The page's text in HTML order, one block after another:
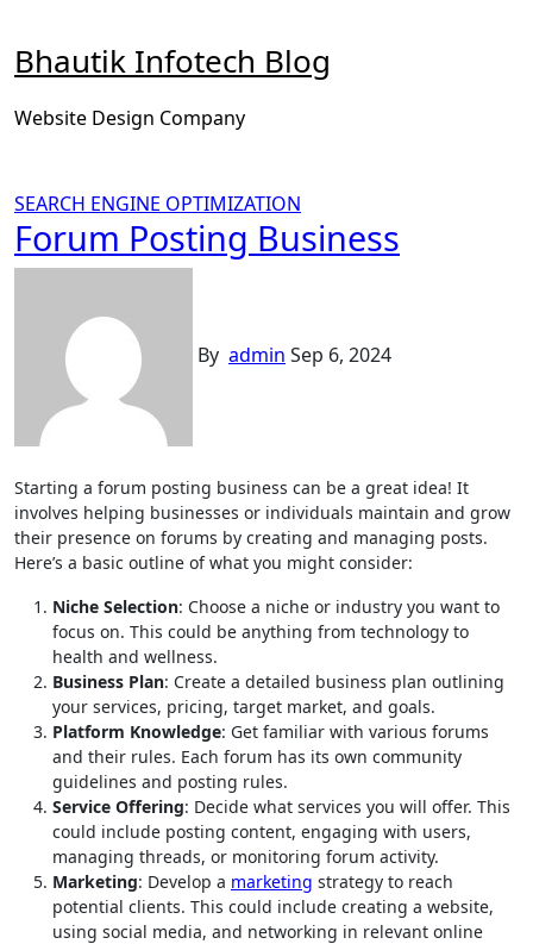
content
Bhautik Infotech Blog
Website Design Company
SEARCH ENGINE OPTIMIZATION
Forum Posting Business
By admin Sep 6, 2024
Starting a forum posting business can be a great idea! It
involves helping businesses or individuals maintain and grow
their presence on forums by creating and managing posts.
Here’s a basic outline of what you might consider:
Niche Selection: Choose a niche or industry you want to
focus on. This could be anything from technology to
health and wellness.
Business Plan: Create a detailed business plan outlining
your services, pricing, target market, and goals.
Platform Knowledge: Get familiar with various forums
and their rules. Each forum has its own community
guidelines and posting rules.
Service Offering: Decide what services you will offer. This
could include posting content, engaging with users,
managing threads, or monitoring forum activity.
Marketing: Develop a marketing strategy to reach
potential clients. This could include creating a website,
using social media, and networking in relevant online